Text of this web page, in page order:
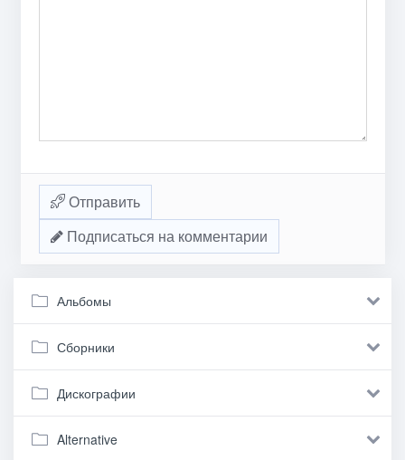
Отправить
Подписаться на комментарии
Альбомы
Сборники
Дискографии
Alternative